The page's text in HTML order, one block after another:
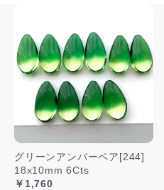
グリーンアンバーペア[244]
18x10mm 6Cts
￥1,760